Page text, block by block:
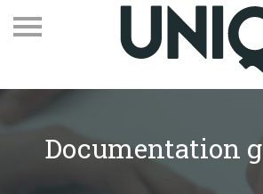
Recevez notre newsletter
Documentation